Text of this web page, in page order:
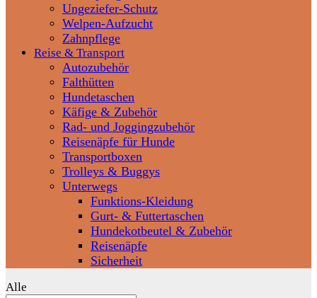
Ungeziefer-Schutz
Welpen-Aufzucht
Zahnpflege
Reise & Transport
Autozubehör
Falthütten
Hundetaschen
Käfige & Zubehör
Rad- und Joggingzubehör
Reisenäpfe für Hunde
Transportboxen
Trolleys & Buggys
Unterwegs
Funktions-Kleidung
Gurt- & Futtertaschen
Hundekotbeutel & Zubehör
Reisenäpfe
Sicherheit
Alle